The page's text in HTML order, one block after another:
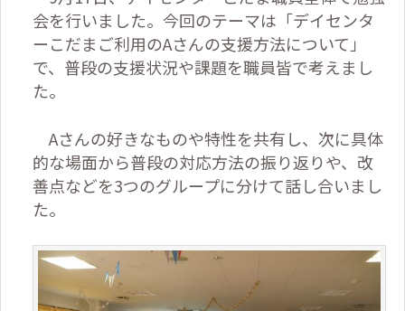
会を行いました。今回のテーマは「デイセンタ
ーこだまご利用のAさんの支援方法について」
で、普段の支援状況や課題を職員皆で考えまし
た。
Aさんの好きなものや特性を共有し、次に具体
的な場面から普段の対応方法の振り返りや、改
善点などを3つのグループに分けて話し合いまし
た。